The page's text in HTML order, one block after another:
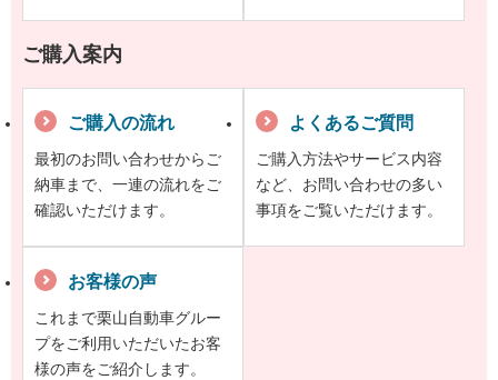
ご購入案内
ご購入の流れ
最初のお問い合わせからご
納車まで、一連の流れをご
確認いただけます。
よくあるご質問
ご購入方法やサービス内容
など、お問い合わせの多い
事項をご覧いただけます。
お客様の声
これまで栗山自動車グルー
プをご利用いただいたお客
様の声をご紹介します。